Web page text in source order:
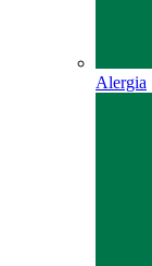
Alergia